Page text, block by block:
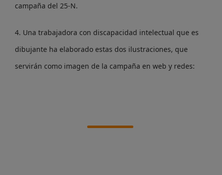
campaña del 25-N.
4. Una trabajadora con discapacidad intelectual que es
dibujante ha elaborado estas dos ilustraciones, que
servirán como imagen de la campaña en web y redes: